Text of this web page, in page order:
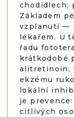
chodidlech;
Základem
vzplanutí —
lékařem. U
řadu
krátkodobé
alitretinoin;
ekzému
lokální
je
citlivých